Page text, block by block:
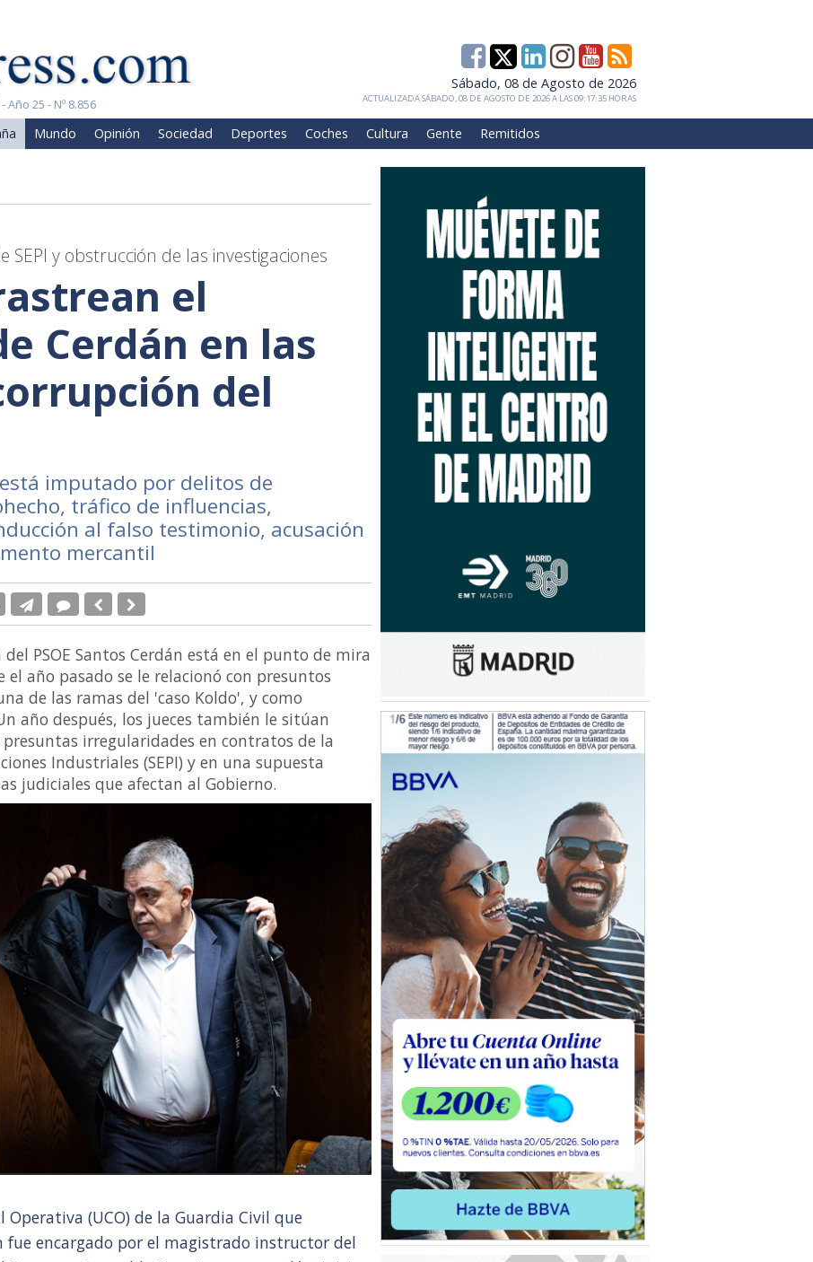
25 - Nº 8.856
Sábado, 08 de Agosto de 2026
ACTUALIZADA SÁBADO, 08 DE AGOSTO DE 2026 A LAS 09:17:35 HORAS
Mundo Opinión Sociedad Deportes Coches Cultura Gente Remitidos
y obstrucción de las investigaciones
el
Cerdán en las
del
imputado por delitos de
tráfico de influencias,
al falso testimonio, acusación
mercantil
PSOE Santos Cerdán está en el punto de mira
el año pasado se le relacionó con presuntos
de las ramas del 'caso Koldo', y como
año después, los jueces también le sitúan
irregularidades en contratos de la
Industriales (SEPI) y en una supuesta
judiciales que afectan al Gobierno.
(UCO) de la Guardia Civil que
encargado por el magistrado instructor del